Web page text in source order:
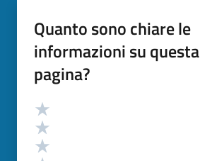
Quanto sono chiare le
informazioni su questa
pagina?
Valutazione